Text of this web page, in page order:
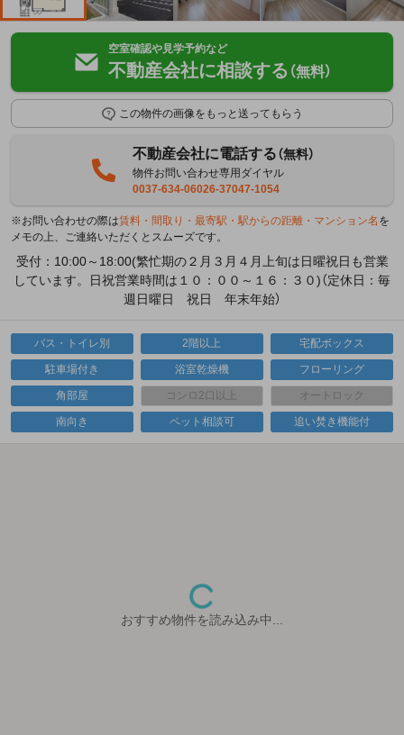
空室確認や見学予約など
不動産会社に相談する （無料）
この物件の画像をもっと送ってもらう
不動産会社に電話する（無料）
物件お問い合わせ専用ダイヤル
0037-634-06026-37047-1054
※お問い合わせの際は賃料・間取り・最寄駅・駅からの距離・マンション名 を
メモの上、ご連絡いただくとスムーズです。
受付：10:00～18:00(繁忙期の２月３月４月上旬は日曜祝日も営業
しています。日祝営業時間は１０：００～１６：３０)（定休日：毎
週日曜日 祝日 年末年始）
バス・トイレ別 2階以上 宅配ボックス
駐車場付き 浴室乾燥機 フローリング
角部屋 コンロ2口以上 オートロック
南向き ペット相談可 追い焚き機能付
おすすめ物件を読み込み中...